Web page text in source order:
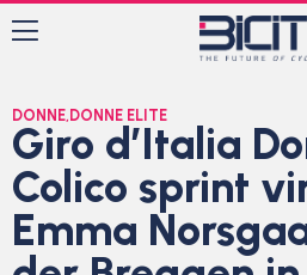
DONNE, DONNE ELITE
Giro d’Italia
Colico sprint
Emma